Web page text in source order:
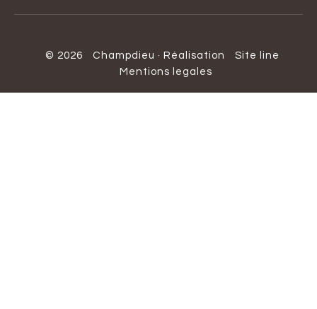
© 2026 Champdieu · Réalisation
Site line
Mentions legales